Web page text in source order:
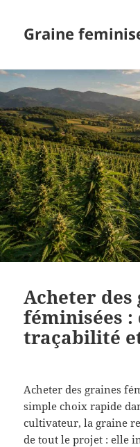
Graine
Acheter des
féminisées
traçabilité
Acheter des graines
simple choix rapide
cultivateur, la graine
de tout le projet : elle